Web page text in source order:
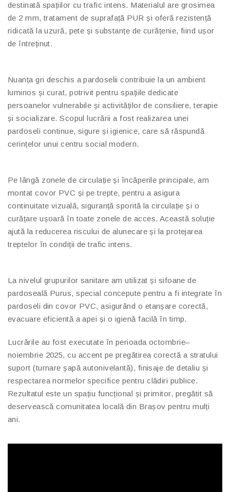
destinată spațiilor cu trafic intens. Materialul are grosimea
de 2 mm, tratament de suprafață PUR și oferă rezistență
ridicată la uzură, pete și substanțe de curățenie, fiind ușor
de întreținut.
Nuanța gri deschis a pardoselii contribuie la un ambient
luminos și curat, potrivit pentru spațiile dedicate
persoanelor vulnerabile și activităților de consiliere, terapie
și socializare. Scopul lucrării a fost realizarea unei
pardoseli continue, sigure și igienice, care să răspundă
cerințelor unui centru social modern.
Pe lângă zonele de circulație și încăperile principale, am
montat covor PVC și pe trepte, pentru a asigura
continuitate vizuală, siguranță sporită la circulație și o
curățare ușoară în toate zonele de acces. Această soluție
ajută la reducerea riscului de alunecare și la protejarea
treptelor în condiții de trafic intens.
La nivelul grupurilor sanitare am utilizat și sifoane de
pardoseală Purus, special concepute pentru a fi integrate în
pardoseli din covor PVC, asigurând o etanșare corectă,
evacuare eficientă a apei și o igienă facilă în timp.
Lucrările au fost executate în perioada octombrie–
noiembrie 2025, cu accent pe pregătirea corectă a stratului
suport (turnare șapă autonivelantă), finisaje de detaliu și
respectarea normelor specifice pentru clădiri publice.
Rezultatul este un spațiu funcțional și primitor, pregătit să
deservească comunitatea locală din Brașov pentru mulți
ani.